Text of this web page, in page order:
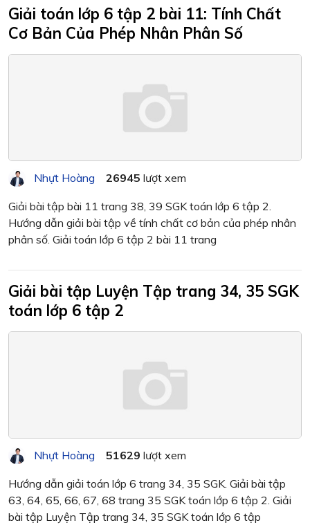
Giải toán lớp 6 tập 2 bài 11: Tính Chất
Cơ Bản Của Phép Nhân Phân Số
Nhựt Hoàng 26945 lượt xem
Giải bài tập bài 11 trang 38, 39 SGK toán lớp 6 tập 2.
Hướng dẫn giải bài tập về tính chất cơ bản của phép nhân
phân số. Giải toán lớp 6 tập 2 bài 11 trang
Giải bài tập Luyện Tập trang 34, 35 SGK
toán lớp 6 tập 2
Nhựt Hoàng 51629 lượt xem
Hướng dẫn giải toán lớp 6 trang 34, 35 SGK. Giải bài tập
63, 64, 65, 66, 67, 68 trang 35 SGK toán lớp 6 tập 2. Giải
bài tập Luyện Tập trang 34, 35 SGK toán lớp 6 tập